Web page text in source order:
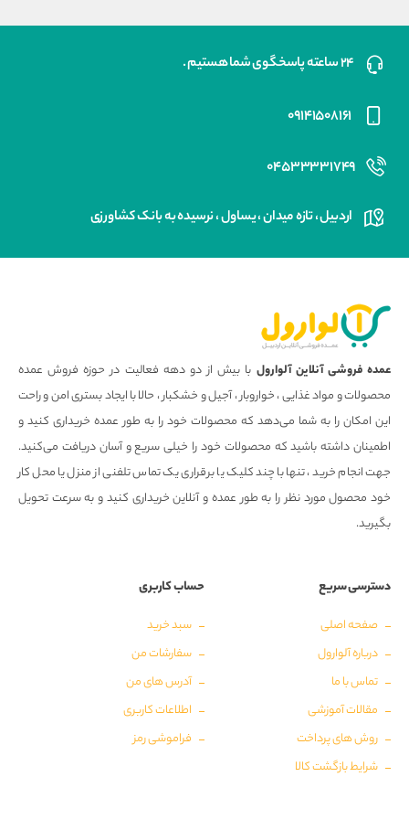
۲۴ ساعته پاسخگوی شما هستیم .
۰۹۱۴۱۵۰۸۱۶۱
۰۴۵۳۳۳۳۱۷۴۹
اردبیل ، تازه میدان ، یساول ، نرسیده به بانک کشاورزی
عمده فروشی آنلاین آلوارول با بیش از دو دهه فعالیت در حوزه فروش عمده
محصولات و مواد غذایی ، خواروبار ، آجیل و خشکبار ، حالا با ایجاد بستری امن و راحت
این امکان را به شما می‌دهد که محصولات خود را به طور عمده خریداری کنید و
اطمینان داشته باشید که محصولات خود را خیلی سریع و آسان دریافت می‌کنید.
جهت انجام خرید ، تنها با چند کلیک یا برقراری یک تماس تلفنی از منزل یا محل کار
خود محصول مورد نظر را به طور عمده و آنلاین خریداری کنید و به سرعت تحویل
بگیرید.
دسترسی سریع
صفحه اصلی
درباره آلوارول
تماس با ما
مقالات آموزشی
روش های پرداخت
شرایط بازگشت کالا
حساب کاربری
سبد خرید
سفارشات من
آدرس های من
اطلاعات کاربری
فراموشی رمز